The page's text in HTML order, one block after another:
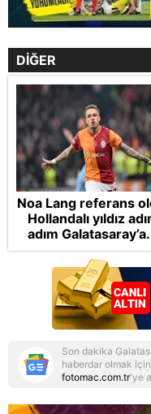
DİĞER
Noa Lang referans
Hollandalı yıldız
adım
Son dakika
haberdar olmak için
fotomac.com.tr'ye